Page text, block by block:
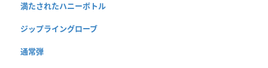
満たされたハニーボトル
ジップライングローブ
通常弾